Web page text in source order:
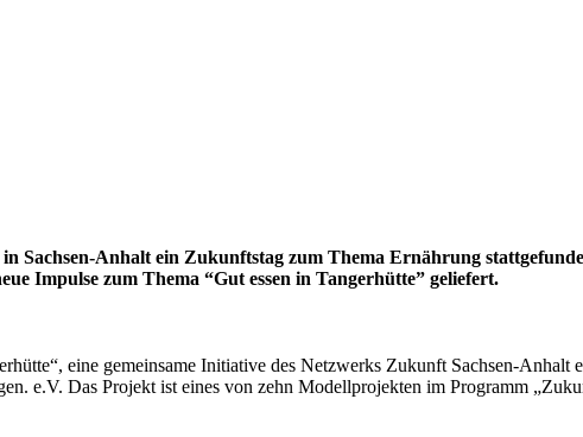
in Sachsen-Anhalt ein Zukunftstag zum Thema Ernährung
Impulse zum Thema “Gut essen in Tangerhütte” geliefert.
eine gemeinsame Initiative des Netzwerks Zukunft Sachsen-Anhalt
e.V. Das Projekt ist eines von zehn Modellprojekten im Programm